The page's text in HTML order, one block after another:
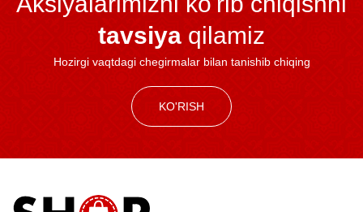
tavsiya qilamiz
Hozirgi vaqtdagi chegirmalar bilan tanishib chiqing
KO'RISH